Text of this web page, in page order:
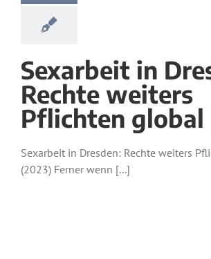
Sexarbeit in
Rechte weiters
Pflichten global
Sexarbeit in Dresden: Rechte weiters
(2023) Ferner wenn [...]